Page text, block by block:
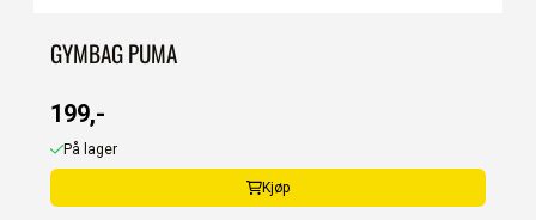
GYMBAG PUMA
199,-
På lager
Kjøp